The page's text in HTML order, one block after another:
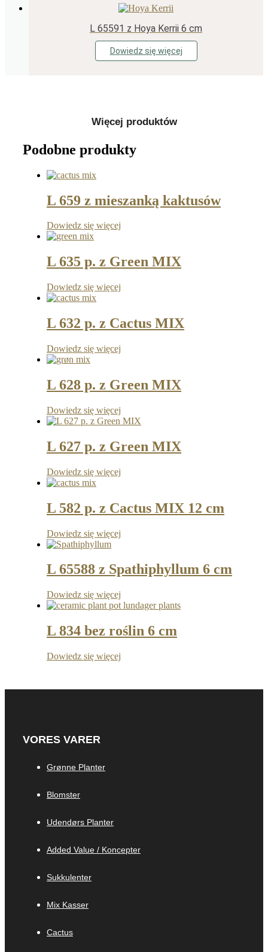
L 65591 z Hoya Kerrii 6 cm
Dowiedz się więcej
Więcej produktów
Podobne produkty
L 659 z mieszanką kaktusów
Dowiedz się więcej
L 635 p. z Green MIX
Dowiedz się więcej
L 632 p. z Cactus MIX
Dowiedz się więcej
L 628 p. z Green MIX
Dowiedz się więcej
L 627 p. z Green MIX
Dowiedz się więcej
L 582 p. z Cactus MIX 12 cm
Dowiedz się więcej
L 65588 z Spathiphyllum 6 cm
Dowiedz się więcej
L 834 bez roślin 6 cm
Dowiedz się więcej
VORES VARER
Grønne Planter
Blomster
Udendørs Planter
Added Value / Koncepter
Sukkulenter
Mix Kasser
Cactus